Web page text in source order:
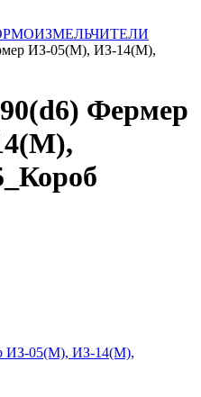
ИЗ-05(М), ИЗ-14(М),
Фермер